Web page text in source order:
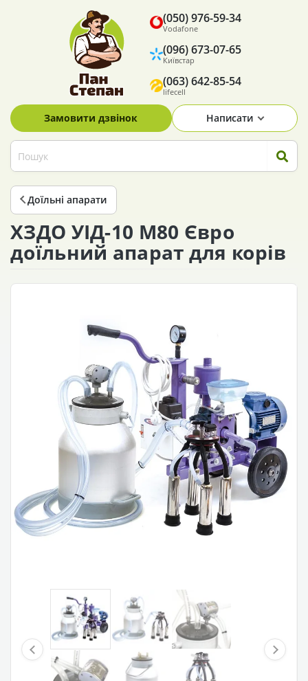
Vodafone
(050) 976-59-34
Київстар
(096) 673-07-65
lifecell
(063) 642-85-54
Замовити дзвінок Написати
Доїльні апарати
ХЗДО УІД-10 М80 Євро
доїльний апарат для корів